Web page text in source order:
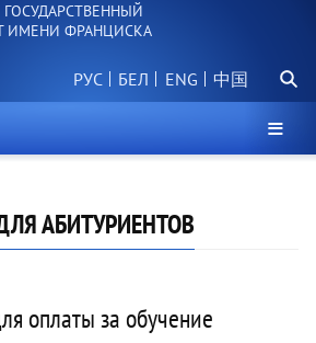
ИМЕНИ ФРАНЦИСКА
РУС БЕЛ 中国
АБИТУРИЕНТОВ
оплаты за обучение